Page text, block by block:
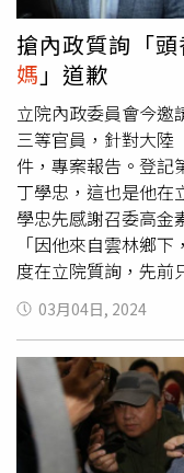
並強調「高雄值得
紅泡泡民調。」對此
定，其他部分都沒有
這個海委會本身，就
非他真心要發展海委
請問你海委會在我們
佈建嘛？」「為什麼
艇？」歷史哥強調，
的碼頭叫作料羅灣，
的型態，跟他隔壁的
的深水良港，廈門到
口。唐朝的時候泉州
港。但金門不一樣
搶灘的。」歷史哥指
麼？登陸小艇。當
對面喔！去運補相關
有什麼整個規劃？沒
啊，原來我海委會還
醒？她今天上來，突
好搏一搏，單車變
一個新的職位？」
搶內政質詢「
媽 」道歉
立院內政委員會今邀
三等官員，針對大陸
件，專案報告。登記
丁學忠，這也是他在
學忠先感謝召委高金
「因他來自雲林鄉
度在立院質詢，先前
來他今天有備而來
又曾是資深立委的海
有「初生之犢不畏虎
管碧玲發言「壓制」
歉，氣到連原先準備
丁學忠先質問管碧
上」，而少見到本
03月04日, 2024